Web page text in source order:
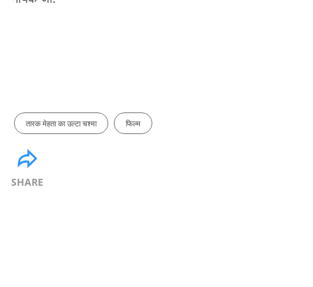
तारक मेहता का उल्टा चश्मा फिल्म
SHARE